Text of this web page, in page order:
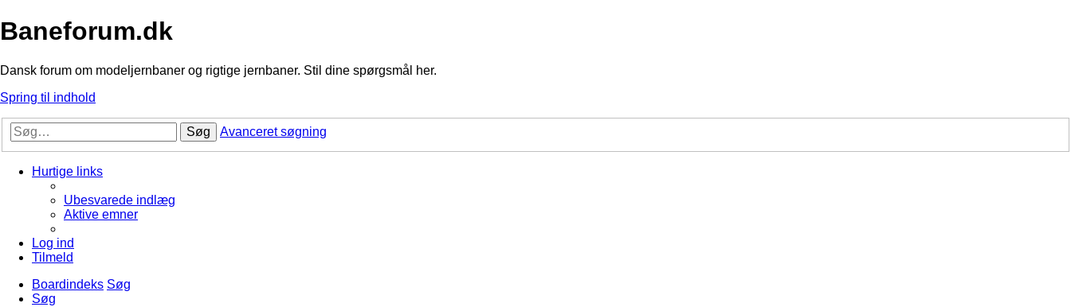
Baneforum.dk
Dansk forum om modeljernbaner og rigtige jernbaner. Stil dine spørgsmål her.
Spring til indhold
Søg Avanceret søgning
Hurtige links
Ubesvarede indlæg
Aktive emner
Log ind
Tilmeld
Boardindeks Søg
Søg